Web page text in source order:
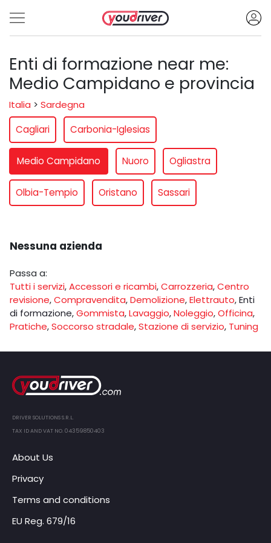
Enti di formazione near me:
Medio Campidano e provincia
Italia > Sardegna
Cagliari
Carbonia-Iglesias
Medio Campidano Nuoro Ogliastra
Olbia-Tempio Oristano Sassari
Nessuna azienda
Passa a:
Tutti i servizi,Accessori e ricambi,Carrozzeria,Centro
revisione,Compravendita,Demolizione,Elettrauto,Enti
di formazione,Gommista,Lavaggio,Noleggio,Officina,
Pratiche,Soccorso stradale,Stazione di servizio, Tuning
DRIVER SOLUTIONS S.R.L.
TAX ID AND VAT NO. 04359850403
About Us
Privacy
Terms and conditions
EU Reg. 679/16